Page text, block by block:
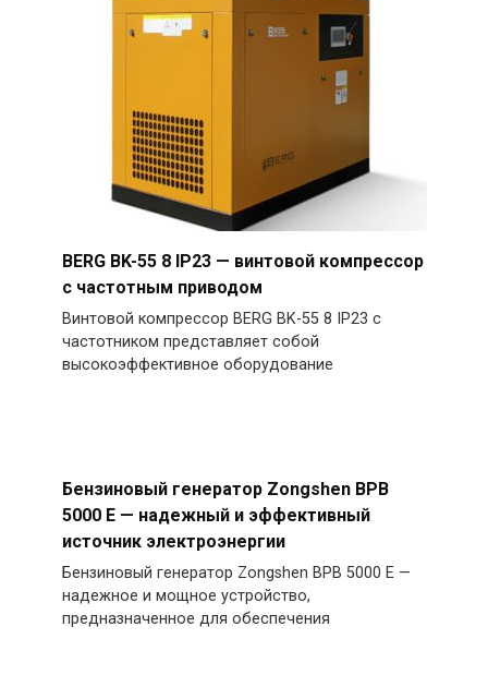
BERG BK-55 8 IP23 — винтовой компрессор
с частотным приводом
Винтовой компрессор BERG BK-55 8 IP23 с
частотником представляет собой
высокоэффективное оборудование
Бензиновый генератор Zongshen BPB
5000 E — надежный и эффективный
источник электроэнергии
Бензиновый генератор Zongshen BPB 5000 E —
надежное и мощное устройство,
предназначенное для обеспечения